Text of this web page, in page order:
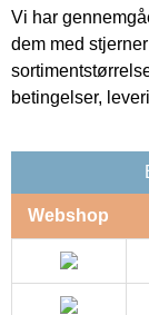
Vi har
dem med
betingelser,
Webshop